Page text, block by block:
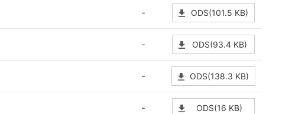
- ODS(101.5 KB)
- ODS(93.4 KB)
- ODS(138.3 KB)
- ODS(16 KB)